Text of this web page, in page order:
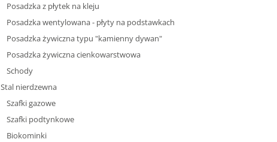
Posadzka z płytek na kleju
Posadzka wentylowana - płyty na podstawkach
Posadzka żywiczna typu "kamienny dywan"
Posadzka żywiczna cienkowarstwowa
Schody
Stal nierdzewna
Szafki gazowe
Szafki podtynkowe
Biokominki